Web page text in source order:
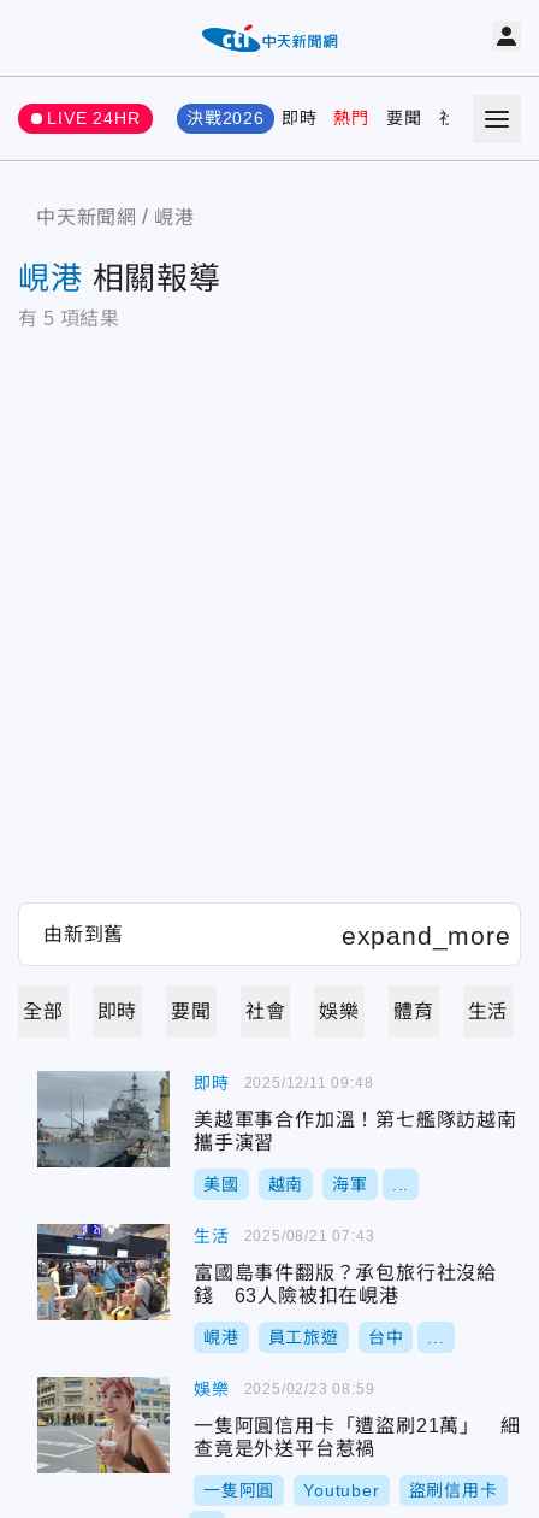
LIVE 24HR 決戰2026 即時 熱門 要聞 社會 娛樂
中天新聞網 峴港
峴港 相關報導
有 5 項結果
全部 即時 要聞 社會 娛樂 體育 生活
即時
美越軍事合作加溫！第七艦隊訪越南
攜手演習
美國 越南 海軍
2025/12/11 09:48
生活
富國島事件翻版？承包旅行社沒給
錢 63人險被扣在峴港
峴港 員工旅遊 台中
2025/08/21 07:43
娛樂
一隻阿圓信用卡「遭盜刷21萬」 細
查竟是外送平台惹禍
一隻阿圓 Youtuber 盜刷信用卡
2025/02/23 08:59